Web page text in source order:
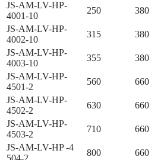
JS-AM-LV-HP-
4001-10
250 380
JS-AM-LV-HP-
4002-10
315 380
JS-AM-LV-HP-
4003-10
355 380
JS-AM-LV-HP-
4501-2
560 660
JS-AM-LV-HP-
4502-2
630 660
JS-AM-LV-HP-
4503-2
710 660
JS-AM-LV-HP -4
504-2
800 660